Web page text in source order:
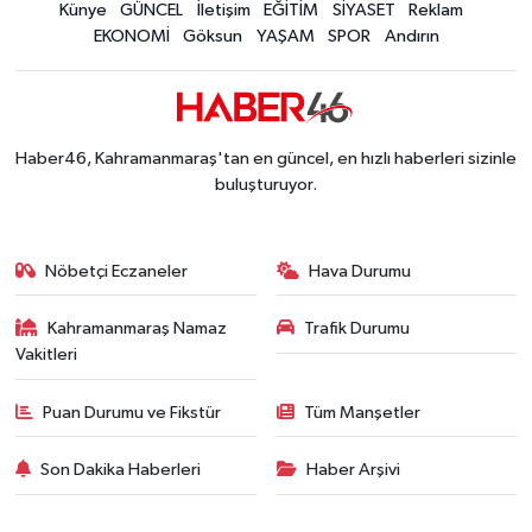
19:49 |Mersin'de Tatil Kabusu! Kahramanmaraşlı
Kahramanmaraş'ta Eksik Belgesi Olan
19:12 |Onikişubat Belediyesi Gündüz Bakımevi İçin
Kahramanmaraş'ta 29 Kilometrelik Grup
Künye GÜNCEL İletişim EĞİTİM SİYASET
Reklam
EKONOMİ
Göksun YAŞAM SPOR Andırın
Haber46, Kahramanmaraş'tan en güncel, en hızlı haberleri sizinle
buluşturuyor.
Nöbetçi Eczaneler Hava Durumu
Kahramanmaraş Namaz
Vakitleri
Trafik Durumu
Puan Durumu ve Fikstür Tüm Manşetler
Son Dakika Haberleri Haber Arşivi